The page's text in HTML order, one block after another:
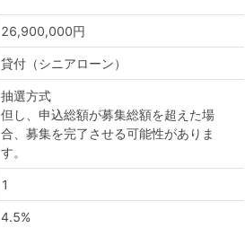
26,900,000円
貸付（シニアローン）
抽選方式
但し、申込総額が募集総額を超えた場
合、募集を完了させる可能性がありま
す。
1
4.5%